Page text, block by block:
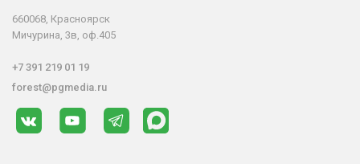
660068, Красноярск
Мичурина, 3в, оф.405
+7 391 219 01 19
forest@pgmedia.ru